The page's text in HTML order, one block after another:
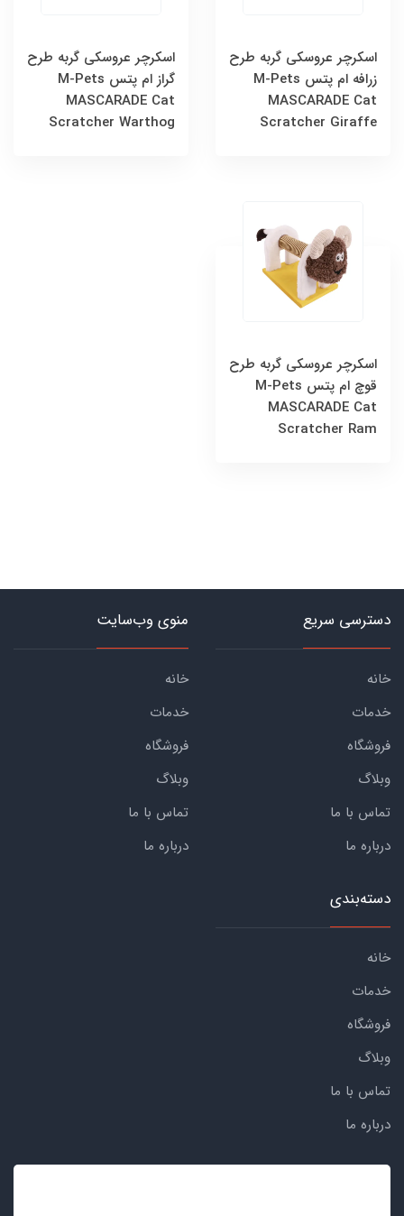
اسکرچر عروسکی گربه طرح
زرافه ام پتس M-Pets
MASCARADE Cat
Scratcher Giraffe
اسکرچر عروسکی گربه طرح
گراز ام پتس M-Pets
MASCARADE Cat
Scratcher Warthog
اسکرچر عروسکی گربه طرح
قوچ ام پتس M-Pets
MASCARADE Cat
Scratcher Ram
دسترسی سریع
خانه
خدمات
فروشگاه
وبلاگ
تماس با ما
درباره ما
منوی وب‌سایت
خانه
خدمات
فروشگاه
وبلاگ
تماس با ما
درباره ما
دسته‌بندی
خانه
خدمات
فروشگاه
وبلاگ
تماس با ما
درباره ما